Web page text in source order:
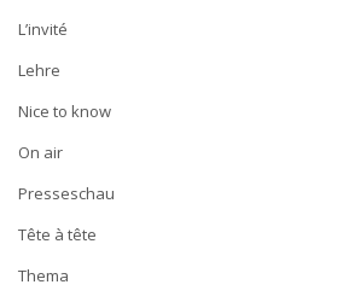
L’invité
Lehre
Nice to know
On air
Presseschau
Tête à tête
Thema